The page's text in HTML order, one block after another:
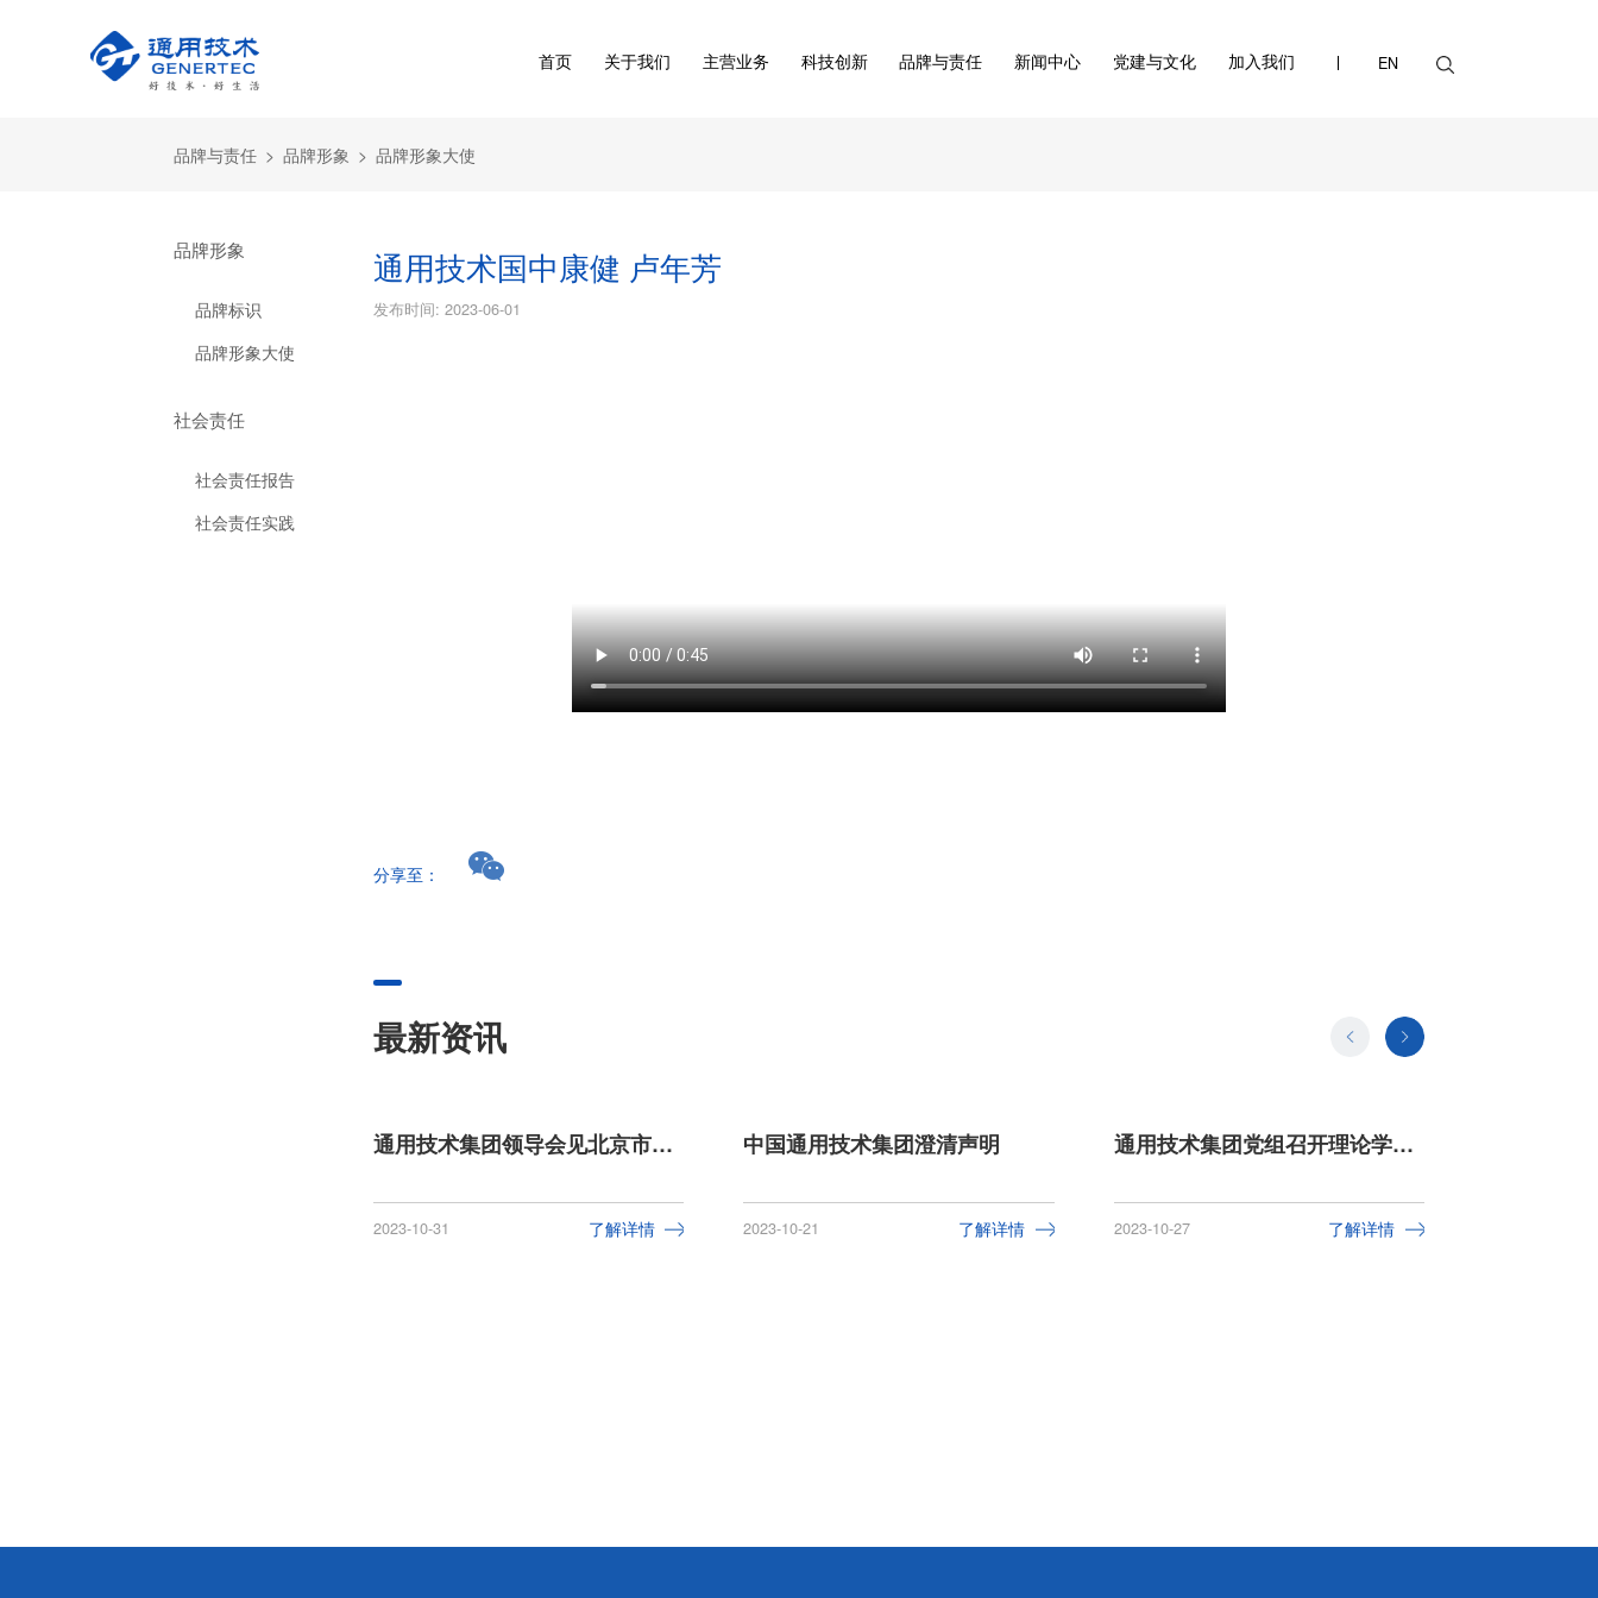
首页 关于我们 主营业务 科技创新 品牌与责任 新闻中心 党建与文化 加入我们 EN
品牌与责任 > 品牌形象 > 品牌形象大使
品牌形象
品牌标识
品牌形象大使
社会责任
社会责任报告
社会责任实践
通用技术国中康健 卢年芳
发布时间: 2023-06-01
分享至：
最新资讯
通用技术集团领导会见北京市昌平区支现伟区长一行
2023-10-31 了解详情
中国通用技术集团澄清声明
2023-10-21 了解详情
通用技术集团党组召开理论学习中心组2023年第十三次集体学习
2023-10-27 了解详情